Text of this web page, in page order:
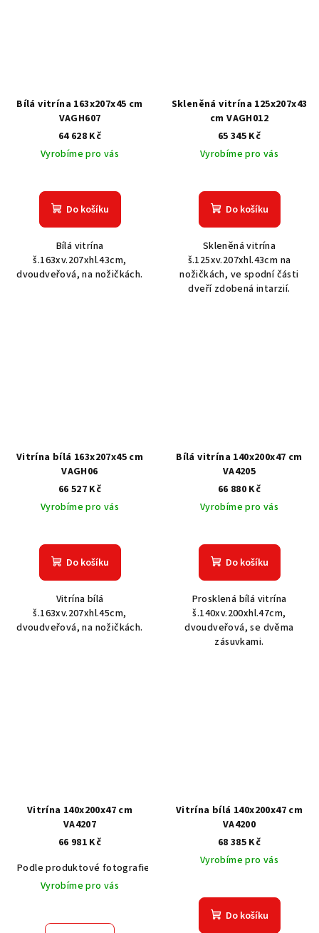
Bílá vitrína 163x207x45 cm
VAGH607
64 628 Kč
Vyrobíme pro vás
Do košíku
Bílá vitrína
š.163xv.207xhl.43cm,
dvoudveřová, na nožičkách.
Skleněná vitrína 125x207x43
cm VAGH012
65 345 Kč
Vyrobíme pro vás
Do košíku
Skleněná vitrína
š.125xv.207xhl.43cm na
nožičkách, ve spodní části
dveří zdobená intarzií.
Vitrína bílá 163x207x45 cm
VAGH06
66 527 Kč
Vyrobíme pro vás
Do košíku
Vitrína bílá
š.163xv.207xhl.45cm,
dvoudveřová, na nožičkách.
Bílá vitrína 140x200x47 cm
VA4205
66 880 Kč
Vyrobíme pro vás
Do košíku
Prosklená bílá vitrína
š.140xv.200xhl.47cm,
dvoudveřová, se dvěma
zásuvkami.
Vitrína 140x200x47 cm
VA4207
66 981 Kč
Podle produktové fotografie
Akát vintage BT1551
Vyrobíme pro vás
Vitrína bílá 140x200x47 cm
VA4200
68 385 Kč
Vyrobíme pro vás
Do košíku